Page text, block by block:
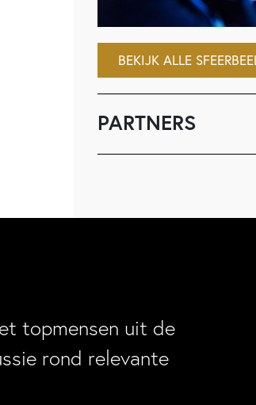
BEKIJK ALLE
PARTNERS
topmensen uit de
rond relevante